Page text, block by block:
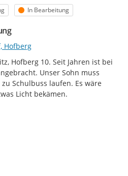
Status
In Bearbeitung
Hofberg
Hofberg 10. Seit Jahren ist bei
Unser Sohn muss
Schulbuss laufen. Es wäre
Licht bekämen.